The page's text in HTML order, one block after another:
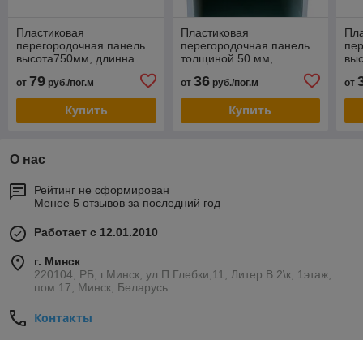
Пластиковая
перегородочная панель
высота750мм, длинна
6000мм.толщина 35мм.
от 79 руб./пог.м
Купить
Пластиковая
перегородочная панель
толщиной 50 мм,
от 36руб./пог.м
Купить
от
О нас
Рейтинг не сформирован
Менее 5 отзывов за последний год
Работает с 12.01.2010
г. Минск
220104, РБ, г.Минск, ул.П.Глебки,11, Литер В 2\к, 1этаж,
пом.17, Минск, Беларусь
Контакты